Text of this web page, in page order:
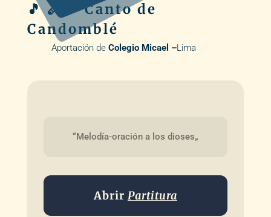
🎵 🪈 ▶️ Canto de
Candomblé
Aportación de Colegio Micael –Lima
“Melodía-oración a los dioses„
Abrir Partitura